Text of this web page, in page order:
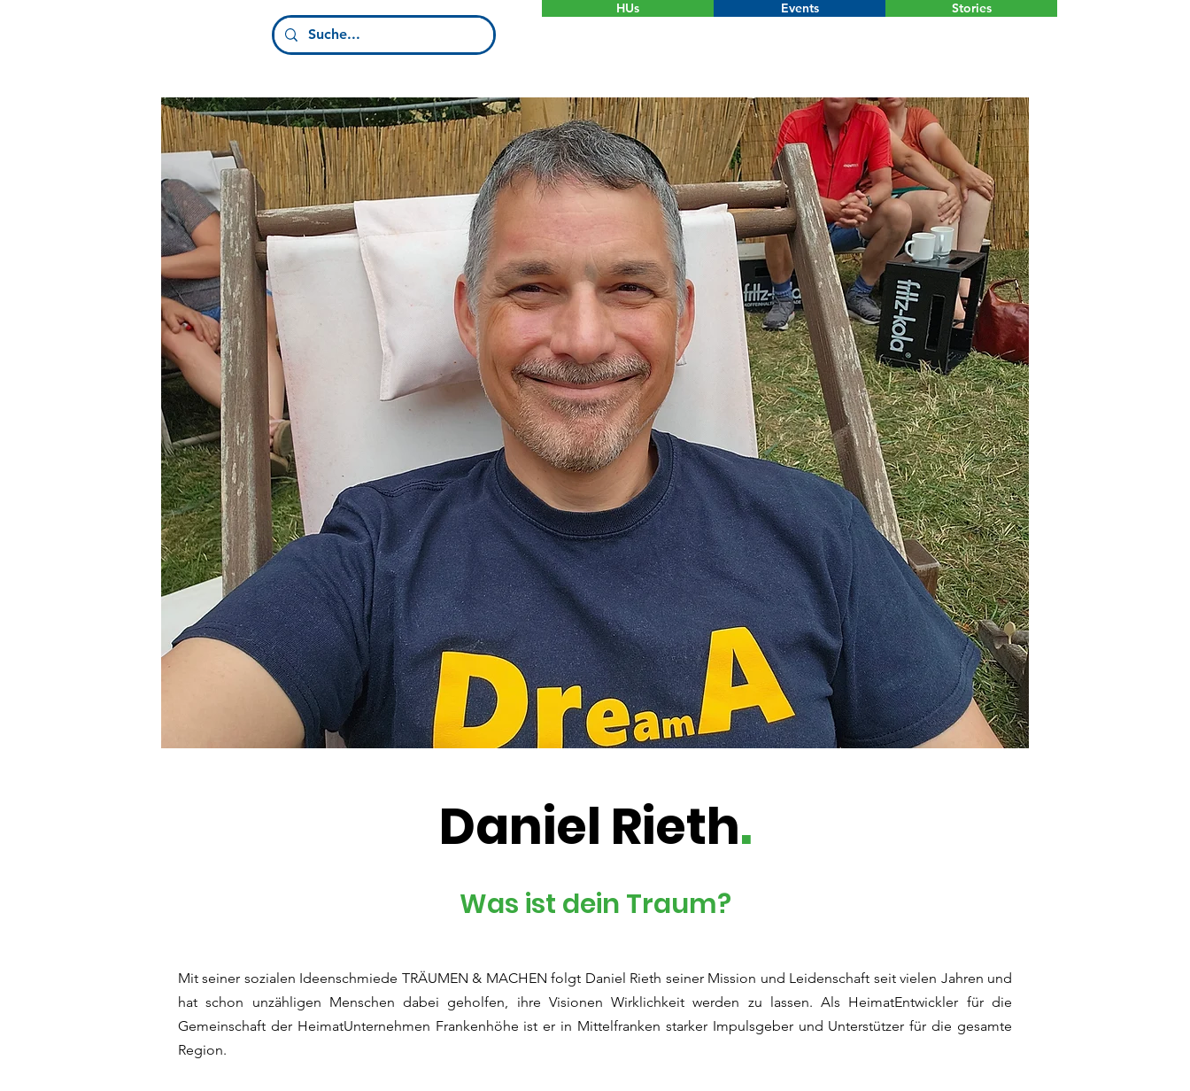
HUs Events Stories
Daniel Rieth.
Was ist dein Traum?
Mit seiner sozialen Ideenschmiede TRÄUMEN & MACHEN folgt Daniel Rieth seiner Mission und Leidenschaft seit vielen Jahren und
hat schon unzähligen Menschen dabei geholfen, ihre Visionen Wirklichkeit werden zu lassen. Als HeimatEntwickler für die
Gemeinschaft der HeimatUnternehmen Frankenhöhe ist er in Mittelfranken starker Impulsgeber und Unterstützer für die gesamte
Region.